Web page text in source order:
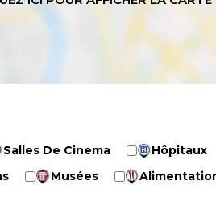
Salles De Cinema Hôpitaux
Musées